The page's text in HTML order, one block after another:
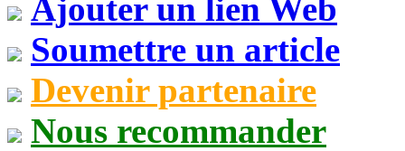
Ajouter un lien Web
Soumettre un article
Devenir partenaire
Nous recommander